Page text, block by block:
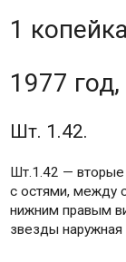
1 копейка
1977
Шт. 1.42.
Шт.1.42 — вторые
с остями, между
нижним правым
звезды наружная